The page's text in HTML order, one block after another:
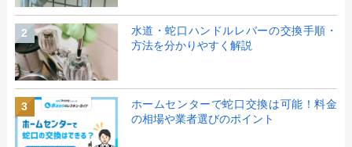
2
水道・蛇口ハンドルレバーの交換手順・
方法を分かりやすく解説
3
ホームセンターで蛇口交換は可能！料金
の相場や業者選びのポイント